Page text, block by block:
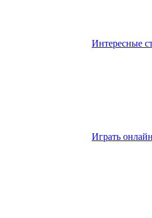
Интересные
Играть онлайн